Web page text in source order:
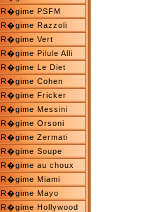
R�gime PSFM
R�gime Razzoli
R�gime Vert
R�gime Pilule Alli
R�gime Le Diet
R�gime Cohen
R�gime Fricker
R�gime Messini
R�gime Orsoni
R�gime Zermati
R�gime Soupe
R�gime au choux
R�gime Miami
R�gime Mayo
R�gime Hollywood